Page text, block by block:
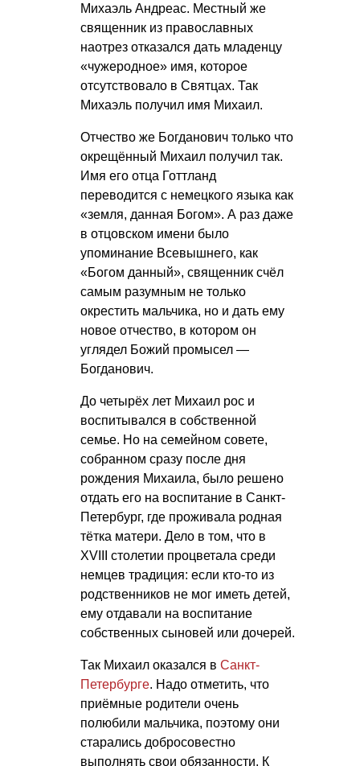
Михаэль Андреас. Местный же
священник из православных
наотрез отказался дать младенцу
«чужеродное» имя, которое
отсутствовало в Святцах. Так
Михаэль получил имя Михаил.
Отчество же Богданович только что
окрещённый Михаил получил так.
Имя его отца Готтланд
переводится с немецкого языка как
«земля, данная Богом». А раз даже
в отцовском имени было
упоминание Всевышнего, как
«Богом данный», священник счёл
самым разумным не только
окрестить мальчика, но и дать ему
новое отчество, в котором он
углядел Божий промысел —
Богданович.
До четырёх лет Михаил рос и
воспитывался в собственной
семье. Но на семейном совете,
собранном сразу после дня
рождения Михаила, было решено
отдать его на воспитание в Санкт-
Петербург, где проживала родная
тётка матери. Дело в том, что в
XVIII столетии процветала среди
немцев традиция: если кто-то из
родственников не мог иметь детей,
ему отдавали на воспитание
собственных сыновей или дочерей.
Так Михаил оказался в Санкт-
Петербурге. Надо отметить, что
приёмные родители очень
полюбили мальчика, поэтому они
старались добросовестно
выполнять свои обязанности. К